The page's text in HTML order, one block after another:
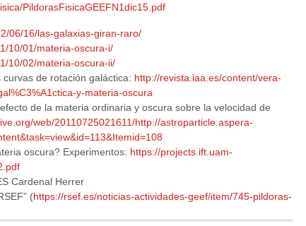
PildorasFisicaGEEFN1dic15.pdf
06/16/las-galaxias-giran-raro/
10/01/materia-oscura-i/
10/02/materia-oscura-ii/
de rotación galáctica: http://revista.iaa.es/content/vera-
y-materia-oscura
de la materia ordinaria y oscura sobre la velocidad de
web/20110725021611/http://astroparticle.aspera-
oscura? Experimentos: https://projects.ift.uam-
Cardenal Herrer
(https://rsef.es/noticias-actividades-geef/item/745-pildoras-